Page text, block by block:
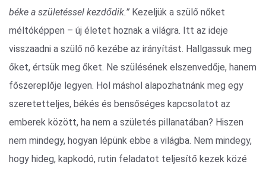
béke a születéssel kezdődik.” Kezeljük a szülő nőket
méltóképpen – új életet hoznak a világra. Itt az ideje
visszaadni a szülő nő kezébe az irányítást. Hallgassuk meg
őket, értsük meg őket. Ne szülésének elszenvedője, hanem
főszereplője legyen. Hol máshol alapozhatnánk meg egy
szeretetteljes, békés és bensőséges kapcsolatot az
emberek között, ha nem a születés pillanatában? Hiszen
nem mindegy, hogyan lépünk ebbe a világba. Nem mindegy,
hogy hideg, kapkodó, rutin feladatot teljesítő kezek közé